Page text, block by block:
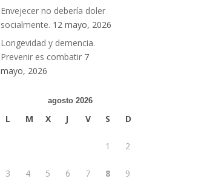
Envejecer no debería doler
socialmente. 12 mayo, 2026
Longevidad y demencia.
Prevenir es combatir 7
mayo, 2026
agosto 2026
L M X J V S D
1 2
3 4 5 6 7 8 9